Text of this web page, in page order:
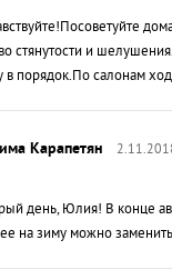
стянутости и
в порядок.По салонам
день, Юлия! В конце
на зиму можно